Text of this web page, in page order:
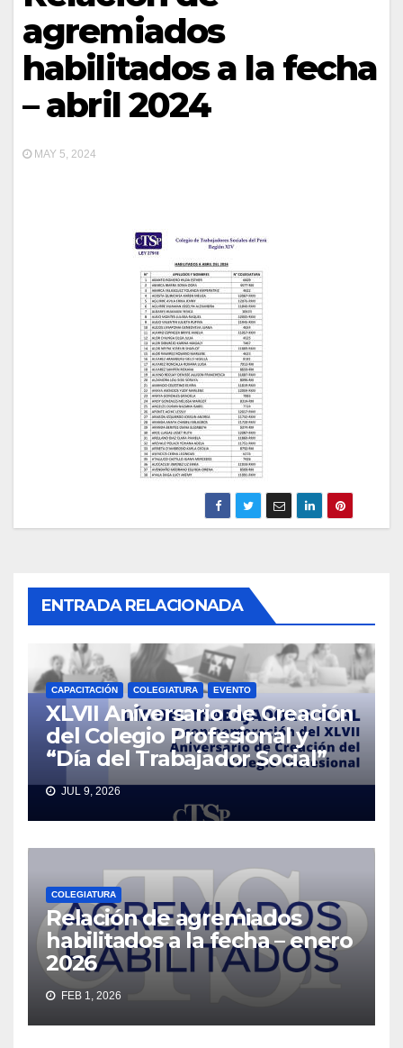
agremiados
habilitados a la fecha
– abril 2024
MAY 5, 2024
ENTRADA RELACIONADA
CAPACITACIÓN COLEGIATURA EVENTO
XLVII Aniversario de Creación
del Colegio Profesional y
“Día del Trabajador Social”
JUL 9, 2026
COLEGIATURA
Relación de agremiados
habilitados a la fecha – enero
2026
FEB 1, 2026